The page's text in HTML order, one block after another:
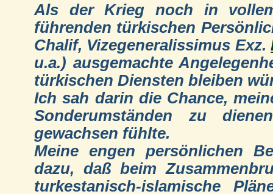
Als der Krieg noch in
führenden türkischen
Chalif, Vizegeneralissimus Exz.
u.a.) ausgemachte
türkischen Diensten bleiben
Ich sah darin die Chance,
Sonderumständen zu
gewachsen fühlte.
Meine engen persönlichen
dazu, daß beim
turkestanisch-islamische